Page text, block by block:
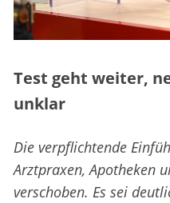
Test geht weiter,
unklar
Die verpflichtende
Arztpraxen, Apotheken
verschoben. Es sei